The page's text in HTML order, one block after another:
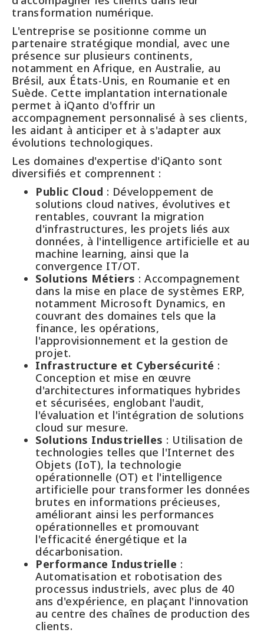
transformation numérique.
L'entreprise se positionne comme un
partenaire stratégique mondial, avec une
présence sur plusieurs continents,
notamment en Afrique, en Australie, au
Brésil, aux États-Unis, en Roumanie et en
Suède. Cette implantation internationale
permet à iQanto d'offrir un
accompagnement personnalisé à ses clients,
les aidant à anticiper et à s'adapter aux
évolutions technologiques.
Les domaines d'expertise d'iQanto sont
diversifiés et comprennent :
Public Cloud : Développement de
solutions cloud natives, évolutives et
rentables, couvrant la migration
d'infrastructures, les projets liés aux
données, à l'intelligence artificielle et au
machine learning, ainsi que la
convergence IT/OT.
Solutions Métiers : Accompagnement
dans la mise en place de systèmes ERP,
notamment Microsoft Dynamics, en
couvrant des domaines tels que la
finance, les opérations,
l'approvisionnement et la gestion de
projet.
Infrastructure et Cybersécurité :
Conception et mise en œuvre
d'architectures informatiques hybrides
et sécurisées, englobant l'audit,
l'évaluation et l'intégration de solutions
cloud sur mesure.
Solutions Industrielles : Utilisation de
technologies telles que l'Internet des
Objets (IoT), la technologie
opérationnelle (OT) et l'intelligence
artificielle pour transformer les données
brutes en informations précieuses,
améliorant ainsi les performances
opérationnelles et promouvant
l'efficacité énergétique et la
décarbonisation.
Performance Industrielle :
Automatisation et robotisation des
processus industriels, avec plus de 40
ans d'expérience, en plaçant l'innovation
au centre des chaînes de production des
clients.